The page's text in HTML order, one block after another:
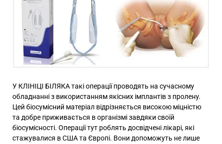
У КЛІНІЦІ БІЛЯКА такі операції проводять на сучасному
обладнанні з використанням якісних імплантів з пролену.
Цей біосумісний матеріал відрізняється високою міцністю
та добре приживається в організмі завдяки своїй
біосумісності. Операції тут роблять досвідчені лікарі, які
стажувалися в США та Європі. Вони допоможуть не лише